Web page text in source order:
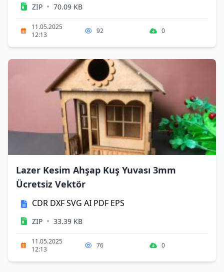
ZIP • 70.09 KB
11.05.2025
12:13
92 0
Lazer Kesim Ahşap Kuş Yuvası 3mm
Ücretsiz Vektör
CDR DXFSVG AI PDF EPS
ZIP • 33.39 KB
11.05.2025
12:13
76 0